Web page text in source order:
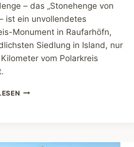
– das „Stonehenge von
ist ein unvollendetes
Monument in Raufarhöfn,
Siedlung in Island, nur
vom Polarkreis
ISLAND.